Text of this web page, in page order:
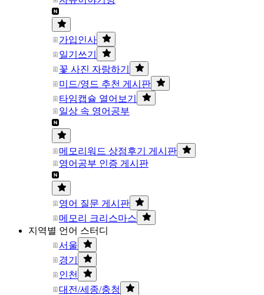
가입인사
일기쓰기
꽃 사진 자랑하기
미드/영드 추천 게시판
타임캡슐 열어보기
일상 속 영어공부
메모리워드 상점후기 게시판
영어공부 인증 게시판
영어 질문 게시판
메모리 크리스마스
지역별 언어 스터디
서울
경기
인천
대전/세종/충청